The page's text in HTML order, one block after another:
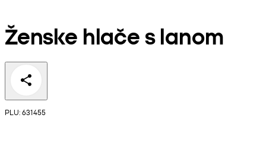
Ženske hlače s lanom
PLU: 631455